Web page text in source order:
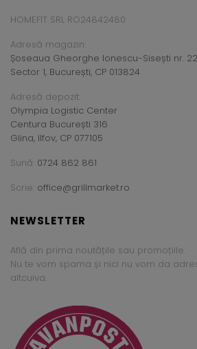
HOMEFIT SRL RO24842480
Adresă magazin:
Șoseaua Gheorghe Ionescu-Sisești nr.
Sector 1, București, CP 013824
Adresă depozit:
Olympia Logistic Center
Centura București 316
Glina, Ilfov, CP 077105
Sună: 0724 862 861
Scrie: office@grillmarket.ro
NEWSLETTER
Află din prima noutățile sau promoțiile.
Nu te vom spama și nici nu vom da
altcuiva.